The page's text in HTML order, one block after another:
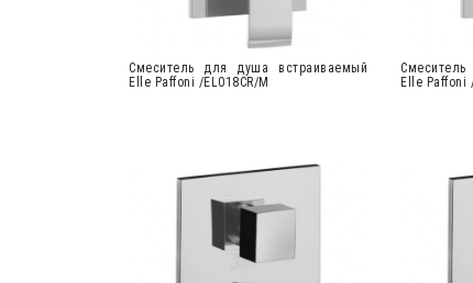
Cмеситель для душа встраиваемый
Elle Paffoni /EL018CR/M
Elle Paffoni